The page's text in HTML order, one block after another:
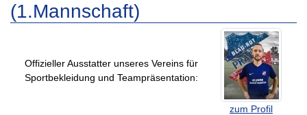
(1.Mannschaft)
zum Profil
Offizieller Ausstatter unseres Vereins für
Sportbekleidung und Teampräsentation: